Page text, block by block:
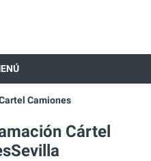
Camiones
Cártel